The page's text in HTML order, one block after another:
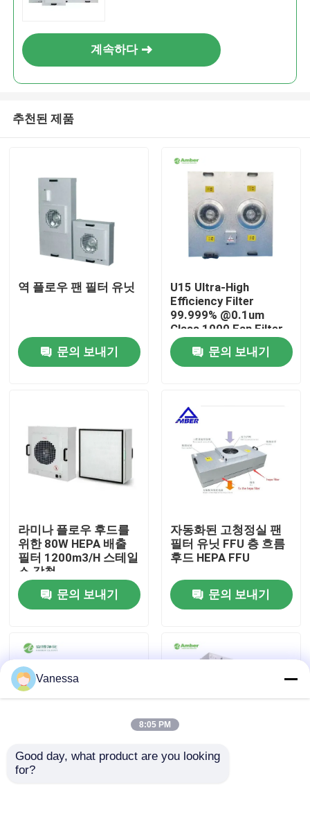
제품
공장 여행
품질 관리
뉴스
모듈 수술실
계속하다
추천된 제품
역 플로우 팬 필터 유닛
문의 보내기
U15 Ultra-High
Efficiency Filter
99.999% @0.1um
Class 1000 Fan Filter
Unit
문의 보내기
라미나 플로우 후드를
위한 80W HEPA 배출
필터 1200m3/H 스테일
스 강철
문의 보내기
자동화된 고청정실 팬
필터 유닛 FFU 층 흐름
후드 HEPA FFU
문의 보내기
냉판 페인트 저전력 에
Vanessa
8:05 PM
Good day, what product are you looking
for?